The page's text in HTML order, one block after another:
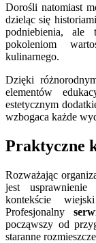
Dorośli natomiast
dzieląc się
podniebienia, ale
pokoleniom
kulinarnego.
Dzięki
elementów
estetycznym
wzbogaca każde
Praktyczne
Rozważając
jest
kontekście
Profesjonalny
począwszy od
staranne